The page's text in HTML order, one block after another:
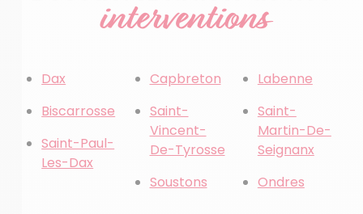
interventions
Dax
Biscarrosse
Saint-Paul-
Les-Dax
Capbreton
Saint-
Vincent-
De-Tyrosse
Soustons
Labenne
Saint-
Martin-De-
Seignanx
Ondres